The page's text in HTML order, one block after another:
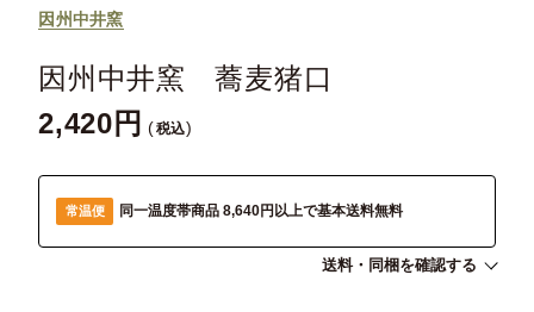
因州中井窯
因州中井窯 蕎麦猪口
2,420 税込
常温便 同一温度帯商品 8,640円以上で基本送料無料
送料・同梱を確認する